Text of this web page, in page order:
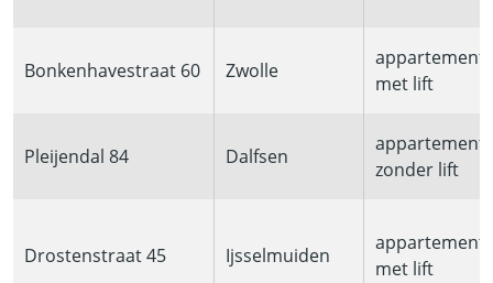
Bonkenhavestraat 60 Zwolle
appartement
met lift
Pleijendal 84 Dalfsen
appartement
zonder lift
Drostenstraat 45 Ijsselmuiden
appartement
met lift